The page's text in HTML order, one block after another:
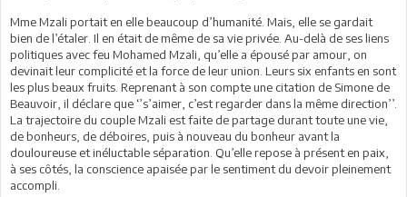
Mme Mzali portait en elle beaucoup d’humanité. Mais, elle se gardait
bien de l’étaler. Il en était de même de sa vie privée. Au-delà de ses liens
politiques avec feu Mohamed Mzali, qu’elle a épousé par amour, on
devinait leur complicité et la force de leur union. Leurs six enfants en sont
les plus beaux fruits. Reprenant à son compte une citation de Simone de
Beauvoir, il déclare que ‘’s’aimer, c’est regarder dans la même direction’’.
La trajectoire du couple Mzali est faite de partage durant toute une vie,
de bonheurs, de déboires, puis à nouveau du bonheur avant la
douloureuse et inéluctable séparation. Qu’elle repose à présent en paix,
à ses côtés, la conscience apaisée par le sentiment du devoir pleinement
accompli.